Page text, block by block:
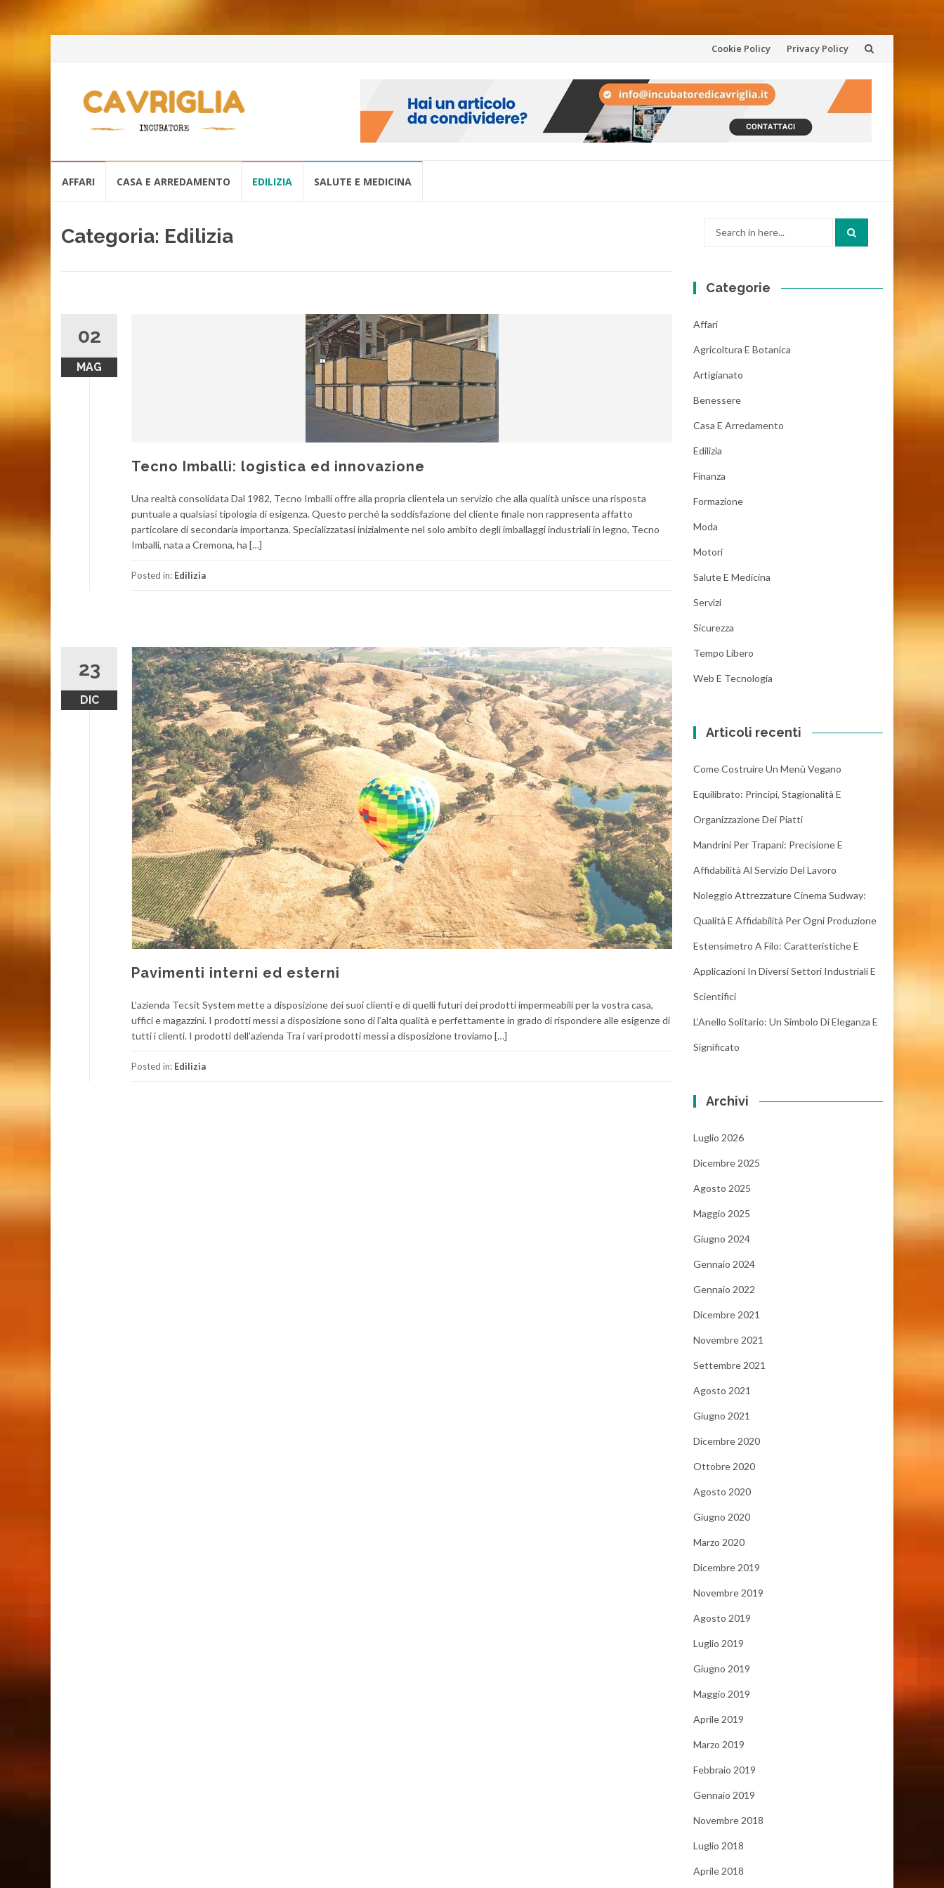
Skip
content
Cookie Policy Privacy Policy
AFFARI CASA E ARREDAMENTO EDILIZIA SALUTE E MEDICINA
Categoria: Edilizia
02
MAG
Tecno Imballi: logistica ed innovazione
Una realtà consolidata Dal 1982, Tecno Imballi offre alla propria clientela un servizio che alla qualità unisce una risposta
puntuale a qualsiasi tipologia di esigenza. Questo perché la soddisfazione del cliente finale non rappresenta affatto
particolare di secondaria importanza. Specializzatasi inizialmente nel solo ambito degli imballaggi industriali in legno, Tecno
Imballi, nata a Cremona, ha […]
Posted in: Edilizia
23
DIC
Pavimenti interni ed esterni
L’azienda Tecsit System mette a disposizione dei suoi clienti e di quelli futuri dei prodotti impermeabili per la vostra casa,
uffici e magazzini. I prodotti messi a disposizione sono di l’alta qualità e perfettamente in grado di rispondere alle esigenze di
tutti i clienti. I prodotti dell’azienda Tra i vari prodotti messi a disposizione troviamo […]
Posted in: Edilizia
Categorie
Affari
Agricoltura E Botanica
Artigianato
Benessere
Casa E Arredamento
Edilizia
Finanza
Formazione
Moda
Motori
Salute E Medicina
Servizi
Sicurezza
Tempo Libero
Web E Tecnologia
Articoli recenti
Come Costruire Un Menù Vegano
Equilibrato: Principi, Stagionalità E
Organizzazione Dei Piatti
Mandrini Per Trapani: Precisione E
Affidabilità Al Servizio Del Lavoro
Noleggio Attrezzature Cinema Sudway:
Qualità E Affidabilità Per Ogni Produzione
Estensimetro A Filo: Caratteristiche E
Applicazioni In Diversi Settori Industriali E
Scientifici
L’Anello Solitario: Un Simbolo Di Eleganza E
Significato
Archivi
Luglio 2026
Dicembre 2025
Agosto 2025
Maggio 2025
Giugno 2024
Gennaio 2024
Gennaio 2022
Dicembre 2021
Novembre 2021
Settembre 2021
Agosto 2021
Giugno 2021
Dicembre 2020
Ottobre 2020
Agosto 2020
Giugno 2020
Marzo 2020
Dicembre 2019
Novembre 2019
Agosto 2019
Luglio 2019
Giugno 2019
Maggio 2019
Aprile 2019
Marzo 2019
Febbraio 2019
Gennaio 2019
Novembre 2018
Luglio 2018
Aprile 2018